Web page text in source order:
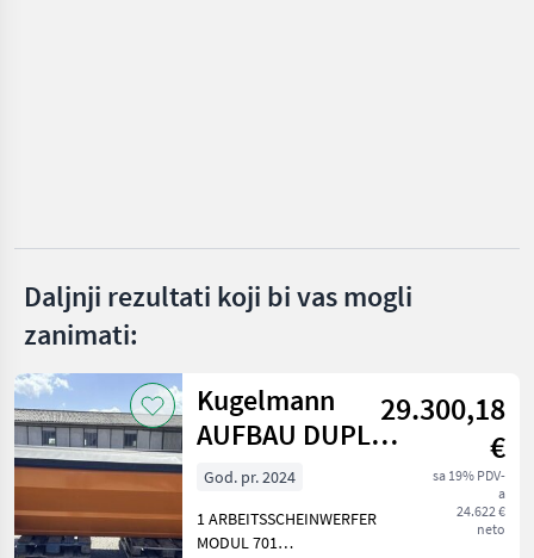
Greentec
Jack
Prikaži
sve
(36)
MARKETPLACE
Daljnji rezultati koji bi vas mogli
zanimati:
Kugelmann
AUFBAU DUPLEX
3,2 M³
29.300,18
€
sa 19% PDV-
a
24.622 €
neto
God. pr. 2024
1 ARBEITSSCHEINWERFER
MODUL 701